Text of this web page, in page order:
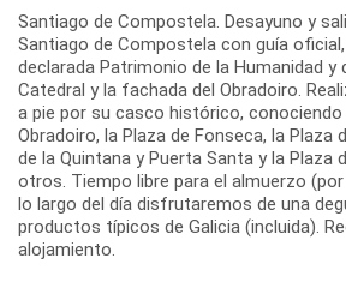
Santiago de Compostela. Desayuno y
Santiago de Compostela con guía oficial,
declarada Patrimonio de la Humanidad y
Catedral y la fachada del Obradoiro.
a pie por su casco histórico, conociendo
Obradoiro, la Plaza de Fonseca, la Plaza
de la Quintana y Puerta Santa y la Plaza
otros. Tiempo libre para el almuerzo
lo largo del día disfrutaremos de una
productos típicos de Galicia (incluida).